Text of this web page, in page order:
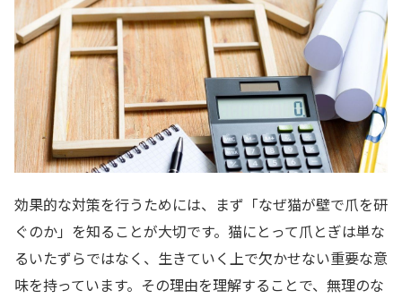
効果的な対策を行うためには、まず「なぜ猫が壁で爪を研
ぐのか」を知ることが大切です。猫にとって爪とぎは単な
るいたずらではなく、生きていく上で欠かせない重要な意
味を持っています。その理由を理解することで、無理のな